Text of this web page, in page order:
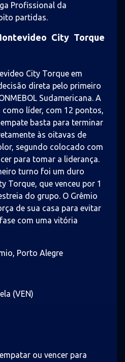
Profissional da
partidas.
City Torque
City Torque em
direta pelo primeiro
Sudamericana. A
como líder, com 12 pontos,
basta para terminar
às oitavas de
segundo colocado com
para tomar a liderança.
turno foi um duro
Torque, que venceu por 1
do grupo. O Grêmio
de sua casa para evitar
com uma vitória
Porto Alegre
(VEN)
ou vencer para